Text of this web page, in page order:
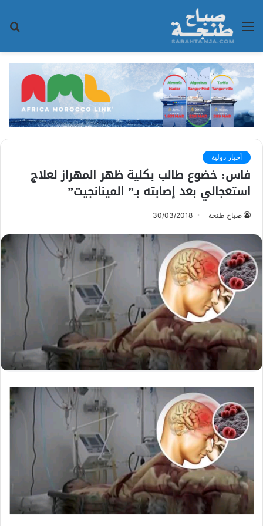
القائمة
أخبار دولية
فاس: خضوع طالب بكلية ظهر المهراز لعلاج
استعجالي بعد إصابته بـ” المينانجيت”
صباح طنجة 30/03/2018